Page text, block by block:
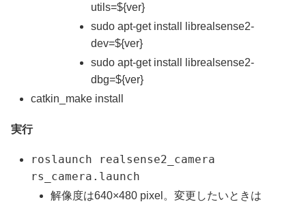
utils=${ver}
sudo apt-get install librealsense2-
dev=${ver}
sudo apt-get install librealsense2-
dbg=${ver}
catkin_make install
実行
roslaunch realsense2_camera
rs_camera.launch
解像度は640×480 pixel。変更したいときは